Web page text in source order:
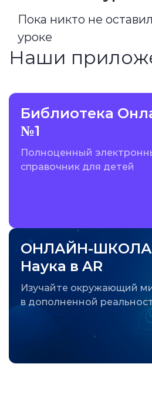
Пока никто не
уроке
Наши
Библиотека
№1
Полноценный
справочник для детей
ОНЛАЙН-ШКОЛА
Наука в AR
Изучайте окружающий
в дополненной